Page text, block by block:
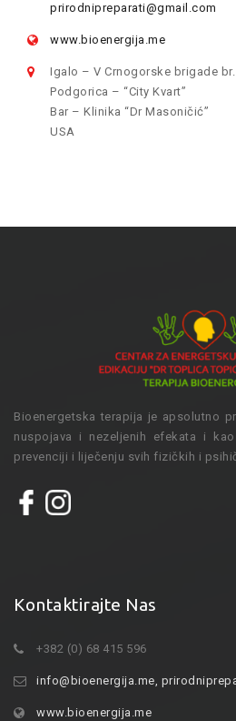
prirodnipreparati@gmail.com
www.bioenergija.me
Igalo – V Crnogorske brigade br.
Podgorica – “City Kvart”
Bar – Klinika “Dr Masoničić”
USA
Bioenergetska terapija je apsolutno
nuspojava i nezeljenih efekata i
prevenciji i liječenju svih fizičkih i
Kontaktirajte Nas
+382 (0) 68 415 596
info@bioenergija.me,
www.bioenergija.me